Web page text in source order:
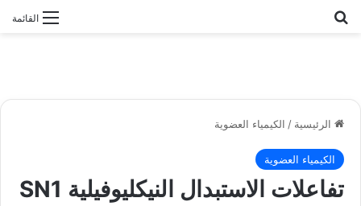
القائمة
الرئيسية / الكيمياء العضوية
الكيمياء العضوية
تفاعلات الاستبدال النيكليوفيلية SN1